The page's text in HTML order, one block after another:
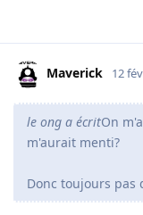
Maverick 12
le ong a écritOn
m'aurait menti?
Donc toujours pas